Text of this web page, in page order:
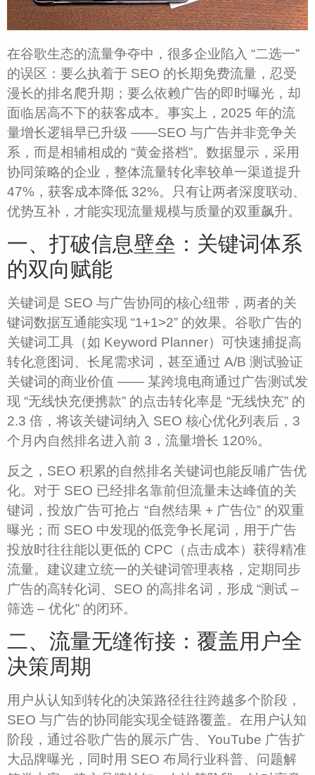
在谷歌生态的流量争夺中，很多企业陷入 “二选一”
的误区：要么执着于 SEO 的长期免费流量，忍受
漫长的排名爬升期；要么依赖广告的即时曝光，却
面临居高不下的获客成本。事实上，2025 年的流
量增长逻辑早已升级 ——SEO 与广告并非竞争关
系，而是相辅相成的 “黄金搭档”。数据显示，采用
协同策略的企业，整体流量转化率较单一渠道提升
47%，获客成本降低 32%。只有让两者深度联动、
优势互补，才能实现流量规模与质量的双重飙升。​
一、打破信息壁垒：关键词体系
的双向赋能​
关键词是 SEO 与广告协同的核心纽带，两者的关
键词数据互通能实现 “1+1>2” 的效果。谷歌广告的
关键词工具（如 Keyword Planner）可快速捕捉高
转化意图词、长尾需求词，甚至通过 A/B 测试验证
关键词的商业价值 —— 某跨境电商通过广告测试发
现 “无线快充便携款” 的点击转化率是 “无线快充” 的
2.3 倍，将该关键词纳入 SEO 核心优化列表后，3
个月内自然排名进入前 3，流量增长 120%。​
反之，SEO 积累的自然排名关键词也能反哺广告优
化。对于 SEO 已经排名靠前但流量未达峰值的关
键词，投放广告可抢占 “自然结果 + 广告位” 的双重
曝光；而 SEO 中发现的低竞争长尾词，用于广告
投放时往往能以更低的 CPC（点击成本）获得精准
流量。建议建立统一的关键词管理表格，定期同步
广告的高转化词、SEO 的高排名词，形成 “测试 –
筛选 – 优化” 的闭环。​
二、流量无缝衔接：覆盖用户全
决策周期​
用户从认知到转化的决策路径往往跨越多个阶段，
SEO 与广告的协同能实现全链路覆盖。在用户认知
阶段，通过谷歌广告的展示广告、YouTube 广告扩
大品牌曝光，同时用 SEO 布局行业科普、问题解